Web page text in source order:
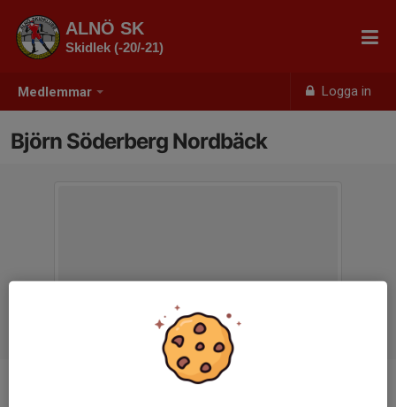
Medlemmar Logga in
ALNÖ SK
Skidlek (-20/-21)
Björn Söderberg Nordbäck